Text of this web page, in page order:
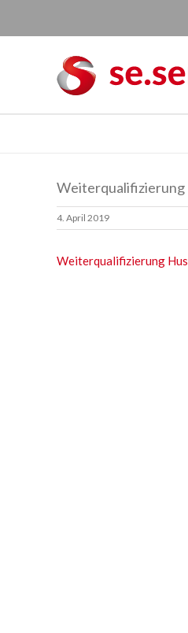
Weiterqualifizierung
4. April 2019
Weiterqualifizierung